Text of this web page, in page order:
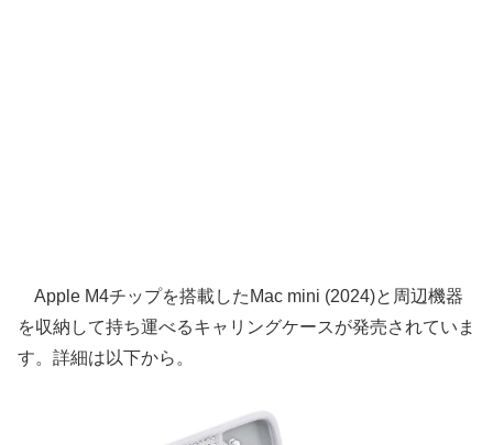
Apple M4チップを搭載したMac mini (2024)と周辺機器
を収納して持ち運べるキャリングケースが発売されていま
す。詳細は以下から。